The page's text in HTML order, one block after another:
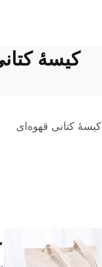
کیسهٔ
کیسهٔ کتانی قهوه‌ای